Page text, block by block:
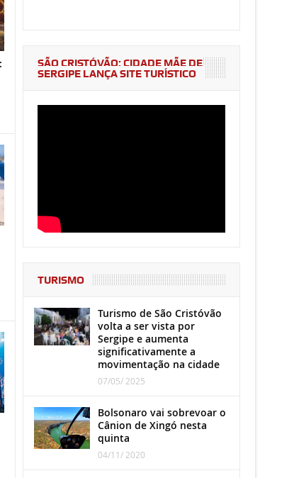
SÃO CRISTÓVÃO: CIDADE MÃE DE
SERGIPE LANÇA SITE TURÍSTICO
TURISMO
Turismo de São Cristóvão
volta a ser vista por
Sergipe e aumenta
significativamente a
movimentação na cidade
07/05/ 2025
Bolsonaro vai sobrevoar o
Cânion de Xingó nesta
quinta
04/11/ 2020